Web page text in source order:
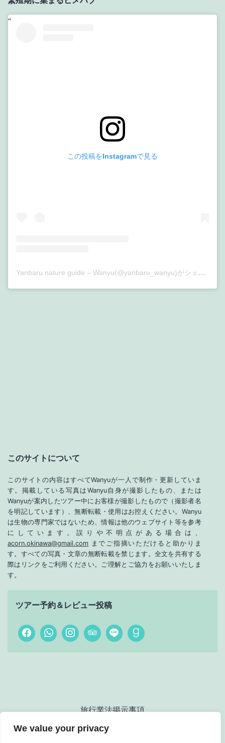
We value your privacy
この投稿をInstagramで見る
Yanbaru nature guide – Wanyu(@yanbaru_wanyu)がシェアした投稿
このサイトについて
このサイトの内容はすべてWanyuが一人で制作・更新していま
す。掲載している写真はWanyu自身が撮影したもの、または
Wanyuが案内したツアー中にお客様が撮影したもので（撮影者名
を明記しています）、無断転載・使用はお控えください。Wanyu
は生物の専門家ではないため、情報は他のウェブサイト等を参考
にしています。誤りや不明点がある場合は、
acorn.okinawa@gmail.com までご指摘いただけると助かりま
す。すべての写真・文章の無断転載を禁じます。全文を共有する
際はリンクをご利用ください。ご理解とご協力をお願いいたしま
す。
ツアー予約＆レビュー投稿
旅行業法掲示事項